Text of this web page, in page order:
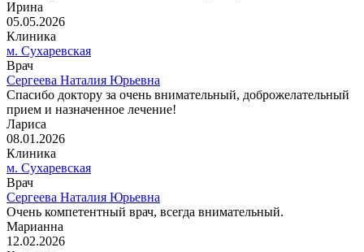
Ирина
05.05.2026
Клиника
м. Сухаревская
Врач
Сергеева Наталия Юрьевна
Спасибо доктору за очень внимательный, доброжелательный
прием и назначенное лечение!
Лариса
08.01.2026
Клиника
м. Сухаревская
Врач
Сергеева Наталия Юрьевна
Очень компетентный врач, всегда внимательный.
Марианна
12.02.2026